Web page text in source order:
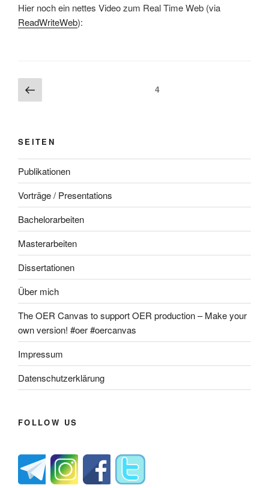
Hier noch ein nettes Video zum Real Time Web (via
ReadWriteWeb):
Beitragsnavigation
Vorherige
Seite
Seite4
SEITEN
Publikationen
Vorträge / Presentations
Bachelorarbeiten
Masterarbeiten
Dissertationen
Über mich
The OER Canvas to support OER production – Make your
own version! #oer #oercanvas
Impressum
Datenschutzerklärung
FOLLOW US